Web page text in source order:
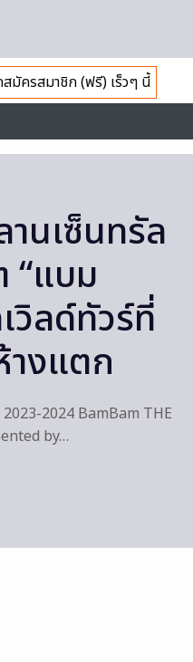
สมัครสมาชิก (ฟรี) เร็วๆ นี้
นเซ็นทรัล
“แบม
วิลด์ทัวร์ที่
างแตก
2023-2024 BamBam THE
by…